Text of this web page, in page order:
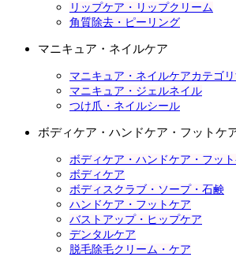
リップケア・リップクリーム
角質除去・ピーリング
マニキュア・ネイルケア
マニキュア・ネイルケアカテゴ
マニキュア・ジェルネイル
つけ爪・ネイルシール
ボディケア・ハンドケア・フットケ
ボディケア・ハンドケア・フッ
ボディケア
ボディスクラブ・ソープ・石鹸
ハンドケア・フットケア
バストアップ・ヒップケア
デンタルケア
脱毛除毛クリーム・ケア